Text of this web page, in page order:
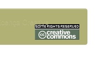
Licença Creative